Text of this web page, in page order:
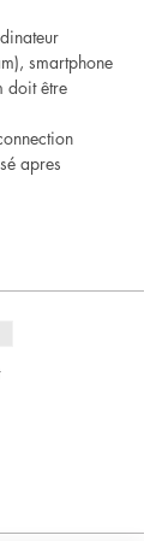
smartphone
doit être
apres